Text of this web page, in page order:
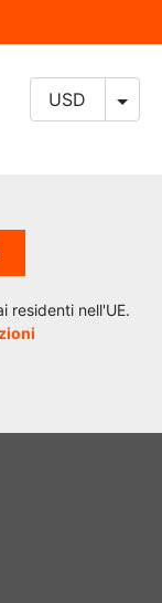
residenti nell'UE.